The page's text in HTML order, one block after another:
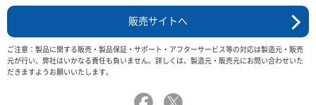
販売サイトへ
ご注意：製品に関する販売・製品保証・サポート・アフターサービス等の対応は製造元・販売
元が行い、弊社はいかなる責任も負いません。詳しくは、製造元・販売元にお問い合わせいた
だきますようお願いいたします。